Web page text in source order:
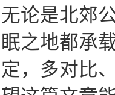
无论是北郊
眠之地都承
定，多对比